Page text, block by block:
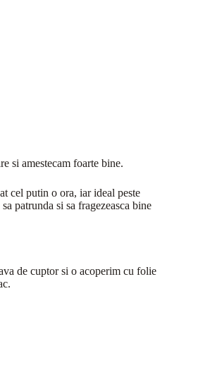
si amestecam foarte bine.
cel putin o ora, iar ideal peste
patrunda si sa fragezeasca bine
de cuptor si o acoperim cu folie